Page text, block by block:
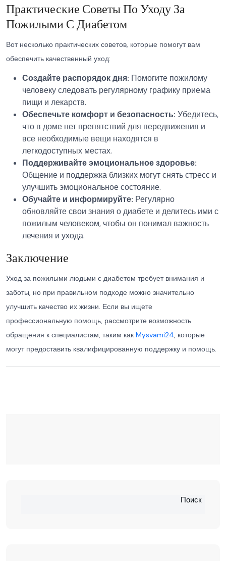
Практические Советы По Уходу За
Пожилыми С Диабетом
Вот несколько практических советов, которые помогут вам
обеспечить качественный уход:
Создайте распорядок дня: Помогите пожилому
человеку следовать регулярному графику приема
пищи и лекарств.
Обеспечьте комфорт и безопасность: Убедитесь,
что в доме нет препятствий для передвижения и
все необходимые вещи находятся в
легкодоступных местах.
Поддерживайте эмоциональное здоровье:
Общение и поддержка близких могут снять стресс и
улучшить эмоциональное состояние.
Обучайте и информируйте: Регулярно
обновляйте свои знания о диабете и делитесь ими с
пожилым человеком, чтобы он понимал важность
лечения и ухода.
Заключение
Уход за пожилыми людьми с диабетом требует внимания и
заботы, но при правильном подходе можно значительно
улучшить качество их жизни. Если вы ищете
профессиональную помощь, рассмотрите возможность
обращения к специалистам, таким как Mysvami24, которые
могут предоставить квалифицированную поддержку и помощь.
Поиск